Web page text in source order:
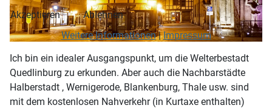
Ich bin ein idealer Ausgangspunkt, um die Welterbestadt
Quedlinburg zu erkunden. Aber auch die Nachbarstädte
Halberstadt , Wernigerode, Blankenburg, Thale usw. sind
mit dem kostenlosen Nahverkehr (in Kurtaxe enthalten)
Akzeptieren
Ablehnen
Weitere Informationen|Impressum